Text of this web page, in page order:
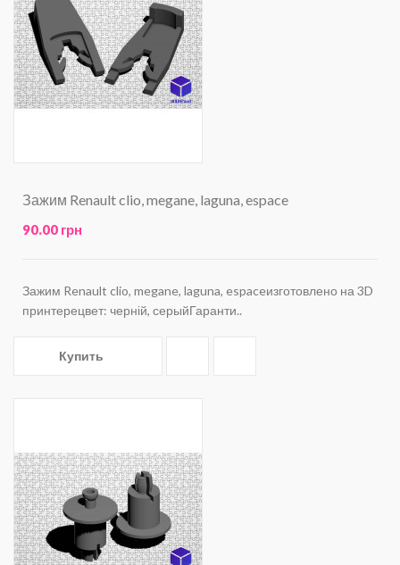
Зажим Renault clio, megane, laguna, espace
90.00 грн
Зажим Renault clio, megane, laguna, espaceизготовлено на 3D
принтерецвет: черній, серыйГаранти..
Купить